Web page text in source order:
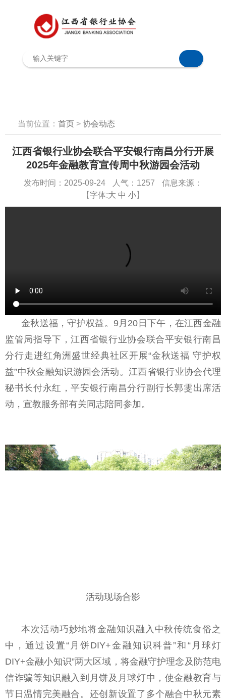
当前位置： 首页 > 协会动态
江西省银行业协会联合平安银行南昌分行开展
2025年金融教育宣传周中秋游园会活动
发布时间：2025-09-24 人气：1257
信息来源：
【字体:大 中 小】
金秋送福，守护权益。9月20日下午，在江西金融
监管局指导下，江西省银行业协会联合平安银行南昌
分行走进红角洲盛世经典社区开展“金秋送福 守护权
益”中秋金融知识游园会活动。江西省银行业协会代理
秘书长付永红，平安银行南昌分行副行长郭雯出席活
动，宣教服务部有关同志陪同参加。
活动现场合影
本次活动巧妙地将金融知识融入中秋传统食俗之
中，通过设置“月饼DIY+金融知识科普”和“月球灯
DIY+金融小知识”两大区域，将金融守护理念及防范电
信诈骗等知识融入到月饼及月球灯中，使金融教育与
节日温情完美融合。还创新设置了多个融合中秋元素